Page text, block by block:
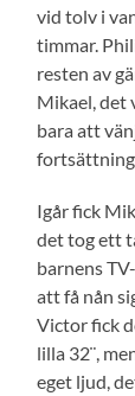
vid tolv i
timmar.
resten av
Mikael, det
bara att
Igår fick
det tog ett
barnens
att få nån
Victor fick
lilla 32¨,
eget ljud,